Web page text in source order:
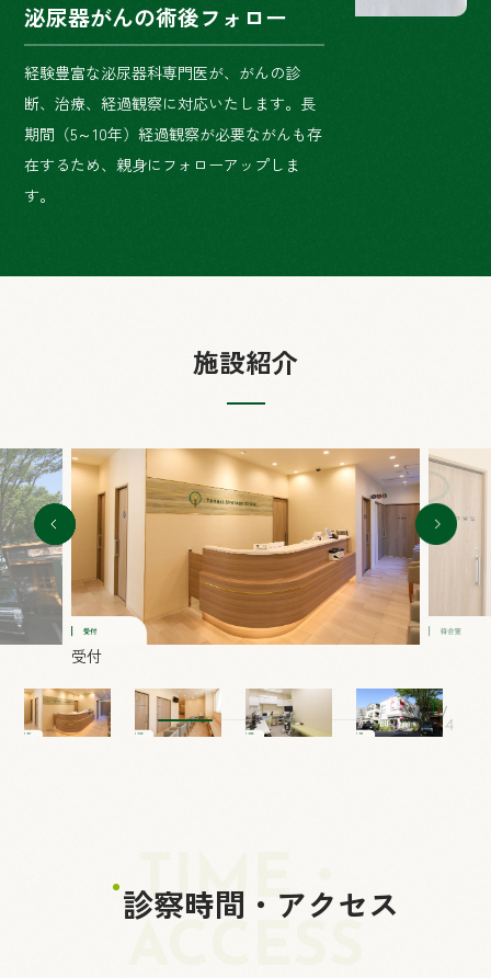
泌尿器がんの術後フォロー
経験豊富な泌尿器科専門医が、がんの診
断、治療、経過観察に対応いたします。長
期間（5～10年）経過観察が必要ながんも存
在するため、親身にフォローアップしま
す。
施設紹介
受付
1/4
TIME・
・診察時間・アクセス